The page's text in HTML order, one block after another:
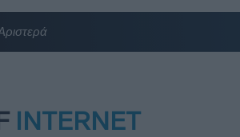
INTERNET